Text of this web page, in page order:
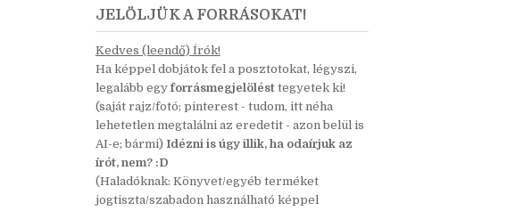
JELÖLJÜK A FORRÁSOKAT!
Kedves (leendő) Írók!
Ha képpel dobjátok fel a posztotokat, légyszi,
legalább egyforrásmegjelölésttegyetek ki!
(saját rajz/fotó; pinterest - tudom, itt néha
lehetetlen megtalálni az eredetit - azon belül is
AI-e; bármi)Idézni is úgy illik, ha odaírjuk az